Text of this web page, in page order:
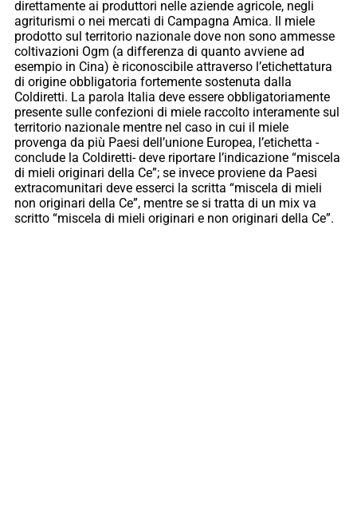
direttamente ai produttori nelle aziende agricole, negli
agriturismi o nei mercati di Campagna Amica. Il miele
prodotto sul territorio nazionale dove non sono ammesse
coltivazioni Ogm (a differenza di quanto avviene ad
esempio in Cina) è riconoscibile attraverso l’etichettatura
di origine obbligatoria fortemente sostenuta dalla
Coldiretti. La parola Italia deve essere obbligatoriamente
presente sulle confezioni di miele raccolto interamente sul
territorio nazionale mentre nel caso in cui il miele
provenga da più Paesi dell’unione Europea, l’etichetta -
conclude la Coldiretti- deve riportare l’indicazione “miscela
di mieli originari della Ce”; se invece proviene da Paesi
extracomunitari deve esserci la scritta “miscela di mieli
non originari della Ce”, mentre se si tratta di un mix va
scritto “miscela di mieli originari e non originari della Ce”.